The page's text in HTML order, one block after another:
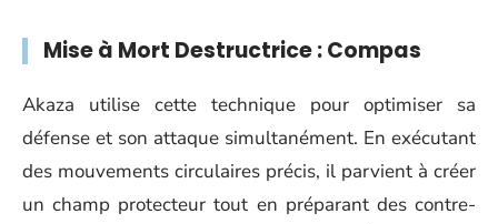
Mise à Mort Destructrice : Compas
Akaza utilise cette technique pour optimiser sa
défense et son attaque simultanément. En exécutant
des mouvements circulaires précis, il parvient à créer
un champ protecteur tout en préparant des contre-